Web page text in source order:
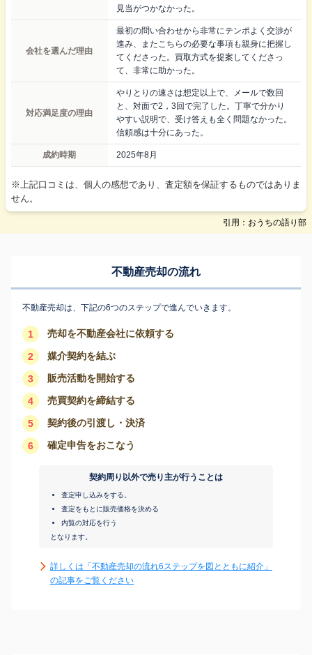
見当がつかなかった。
会社を選んだ理由
最初の問い合わせから非常にテンポよく交渉が
進み、またこちらの必要な事項も親身に把握し
てくださった。買取方式を提案してくださっ
て、非常に助かった。
対応満足度の理由
やりとりの速さは想定以上で、メールで数回
と、対面で2，3回で完了した。丁寧で分かり
やすい説明で、受け答えも全く問題なかった。
信頼感は十分にあった。
成約時期 2025年8月
※上記口コミは、個人の感想であり、査定額を保証するものではありま
せん。
引用：おうちの語り部
不動産売却の流れ
不動産売却は、下記の6つのステップで進んでいきます。
1 売却を不動産会社に依頼する
2 媒介契約を結ぶ
3 販売活動を開始する
4 売買契約を締結する
5 契約後の引渡し・決済
6 確定申告をおこなう
契約周り以外で売り主が行うことは
査定申し込みをする。
査定をもとに販売価格を決める
内覧の対応を行う
となります。
詳しくは「不動産売却の流れ6ステップを図とともに紹介」
の記事をご覧ください